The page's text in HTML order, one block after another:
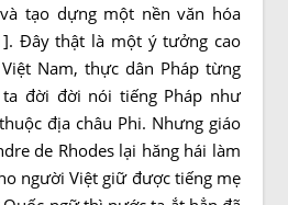
tạo dựng một nền văn hóa
Đây thật là một ý tưởng cao
Nam, thực dân Pháp từng
đời đời nói tiếng Pháp như
địa châu Phi. Nhưng giáo
de Rhodes lại hăng hái làm
người Việt giữ được tiếng mẹ